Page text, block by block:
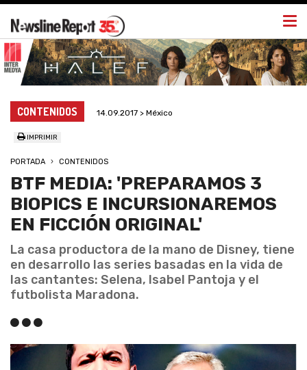
CONTENIDOS 14.09.2017 > México
IMPRIMIR
PORTADA CONTENIDOS
BTF MEDIA: 'PREPARAMOS 3
BIOPICS E INCURSIONAREMOS
EN FICCIÓN ORIGINAL'
La casa productora de la mano de Disney, tiene
en desarrollo las series basadas en la vida de
las cantantes: Selena, Isabel Pantoja y el
futbolista Maradona.